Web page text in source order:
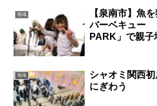
地域
【泉南市】魚
バーベキュー
PARK」で親子
地域
シャオミ関西
にぎわう